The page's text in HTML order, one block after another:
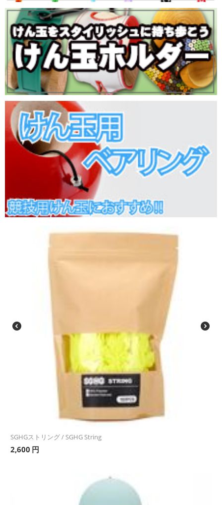
SGHGストリング / SGHG String
2,600 円